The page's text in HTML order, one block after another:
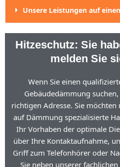
Unsere Leistungen auf
Hitzeschutz: Sie
melden Sie
Wenn Sie einen
Gebäudedämmung
richtigen Adresse. Sie
auf Dämmung spezialisierte
Ihr Vorhaben der optimale
über Ihre Kontaktaufnahme,
Griff zum Telefonhörer oder
Sie neben unserer